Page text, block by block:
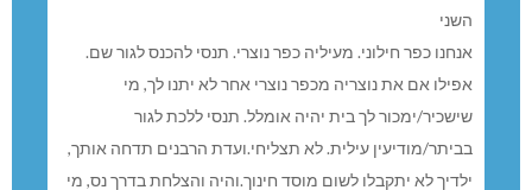
כפר חילוני. מעיליה כפר נוצרי. תנסי להכנס לגור שם.
אם את נוצריה מכפר נוצרי אחר לא יתנו לך, מי
ימכור לך בית יהיה אומלל. תנסי ללכת לגור
מודיעין עילית. לא תצליחי.ועדת הרבנים תדחה אותך,
לא יתקבלו לשום מוסד חינוך.והיה והצלחת בדרך נס, מי